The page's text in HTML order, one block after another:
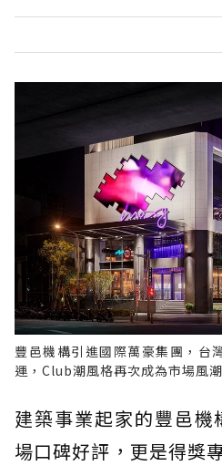
豐邑機構引進國際萬豪集團，台
運，Club潮風格再次成為市場風潮
建築事業起家的豐邑
場口碑好評，更是得獎